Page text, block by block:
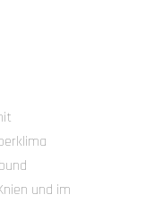
und im